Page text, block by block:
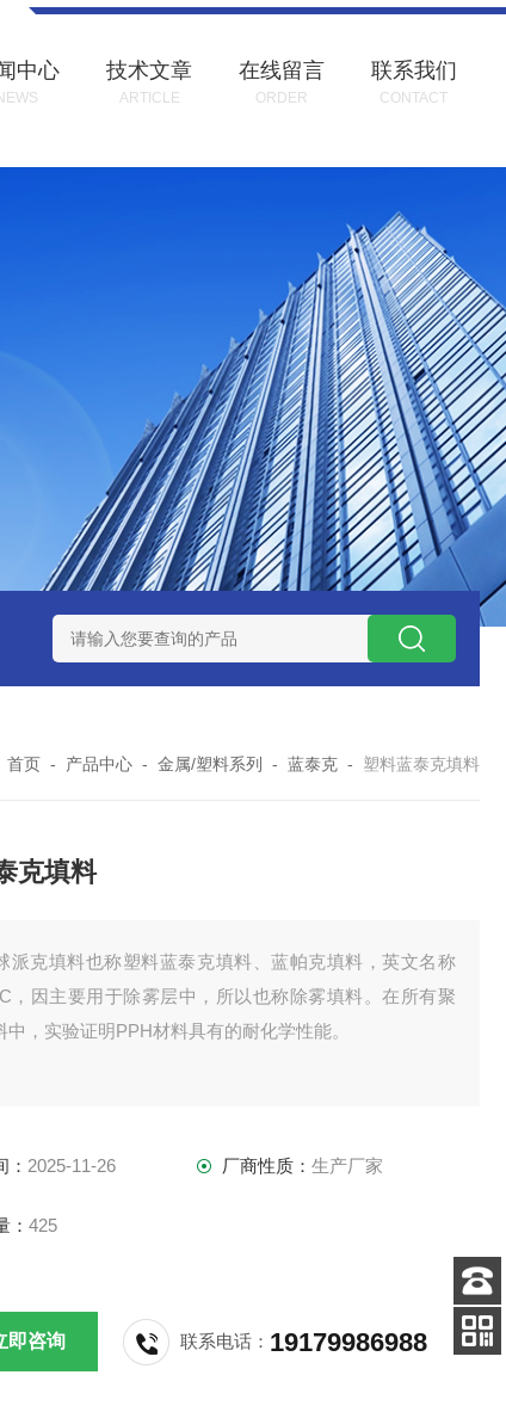
中心 技术文章
ARTICLE
在线留言
ORDER
联系我们
CONTACT
白色19规格塑料鲍尔环 耐高温 散装填料 蜂窝陶瓷
首页 - 产品中心 - 金属/塑料系列 - 蓝泰克 - 塑料蓝泰克填料
克填料
派克填料也称塑料蓝泰克填料、蓝帕克填料，英文名称
，因主要用于除雾层中，所以也称除雾填料。在所有聚
中，实验证明PPH材料具有的耐化学性能。
： 2025-11-26 厂商性质： 生产厂家
：425
即咨询 联系电话： 19179986988
客服
电话